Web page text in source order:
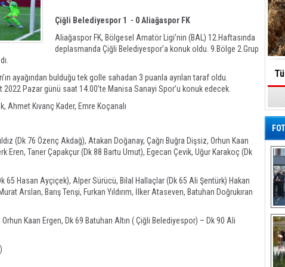
Çiğli Belediyespor 1 - 0 Aliağaspor FK
Aliağaspor FK, Bölgesel Amatör Ligi’nin (BAL) 12.Haftasında
deplasmanda Çiğli Belediyespor’a konuk oldu. 9.Bölge 2.Grup
ayağından bulduğu tek golle sahadan 3 puanla ayrılan taraf oldu.
Pazar günü saat 14.00’te Manisa Sanayi Spor’u konuk edecek.
Ahmet Kıvanç Kader, Emre Koçanalı
(Dk 76 Özenç Akdağ), Atakan Doğanay, Çağrı Buğra Dişsiz, Orhun Kaan
Eren, Taner Çapakçur (Dk 88 Bartu Umut), Egecan Çevik, Uğur Karakoç (Dk
65 Hasan Ayçiçek), Alper Sürücü, Bilal Hallaçlar (Dk 65 Ali Şentürk) Hakan
Arslan, Barış Tenşi, Furkan Yıldırım, İlker Ataseven, Batuhan Doğrukıran
Kaan Ergen, Dk 69 Batuhan Altın ( Çiğli Belediyespor) – Dk 90 Ali